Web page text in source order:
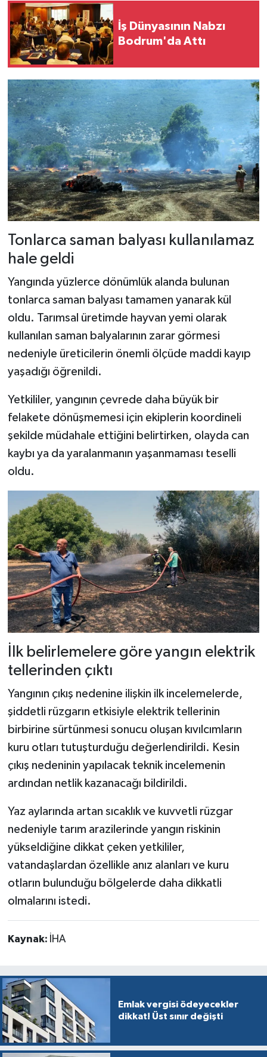
İş Dünyasının Nabzı
Bodrum'da Attı
Tonlarca saman balyası kullanılamaz
hale geldi
Yangında yüzlerce dönümlük alanda bulunan
tonlarca saman balyası tamamen yanarak kül
oldu. Tarımsal üretimde hayvan yemi olarak
kullanılan saman balyalarının zarar görmesi
nedeniyle üreticilerin önemli ölçüde maddi kayıp
yaşadığı öğrenildi.
Yetkililer, yangının çevrede daha büyük bir
felakete dönüşmemesi için ekiplerin koordineli
şekilde müdahale ettiğini belirtirken, olayda can
kaybı ya da yaralanmanın yaşanmaması teselli
oldu.
İlk belirlemelere göre yangın elektrik
tellerinden çıktı
Yangının çıkış nedenine ilişkin ilk incelemelerde,
şiddetli rüzgarın etkisiyle elektrik tellerinin
birbirine sürtünmesi sonucu oluşan kıvılcımların
kuru otları tutuşturduğu değerlendirildi. Kesin
çıkış nedeninin yapılacak teknik incelemenin
ardından netlik kazanacağı bildirildi.
Yaz aylarında artan sıcaklık ve kuvvetli rüzgar
nedeniyle tarım arazilerinde yangın riskinin
yükseldiğine dikkat çeken yetkililer,
vatandaşlardan özellikle anız alanları ve kuru
otların bulunduğu bölgelerde daha dikkatli
olmalarını istedi.
Kaynak: İHA
Emlak vergisi ödeyecekler
dikkat! Üst sınır değişti